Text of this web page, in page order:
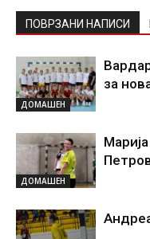
ПОВРЗАНИ НАПИСИ
ДОМАШЕН
за
ДОМАШЕН